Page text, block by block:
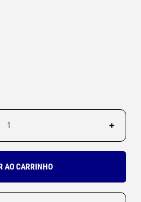
+
AO CARRINHO